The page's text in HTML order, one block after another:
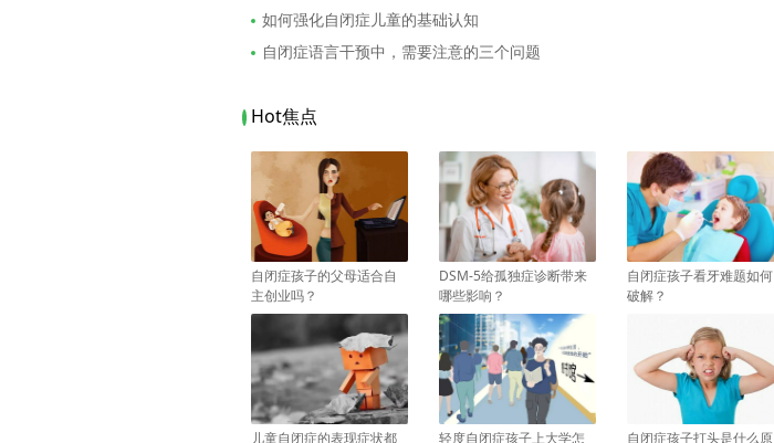
如何强化自闭症儿童的基础认知
自闭症语言干预中，需要注意的三个问题
Hot焦点
自闭症孩子的父母适合自
主创业吗？
DSM-5给孤独症诊断带来
哪些影响？
自闭症孩子看牙难题如何
破解？
儿童自闭症的表现症状都 轻度自闭症孩子上大学怎 自闭症孩子打头是什么原